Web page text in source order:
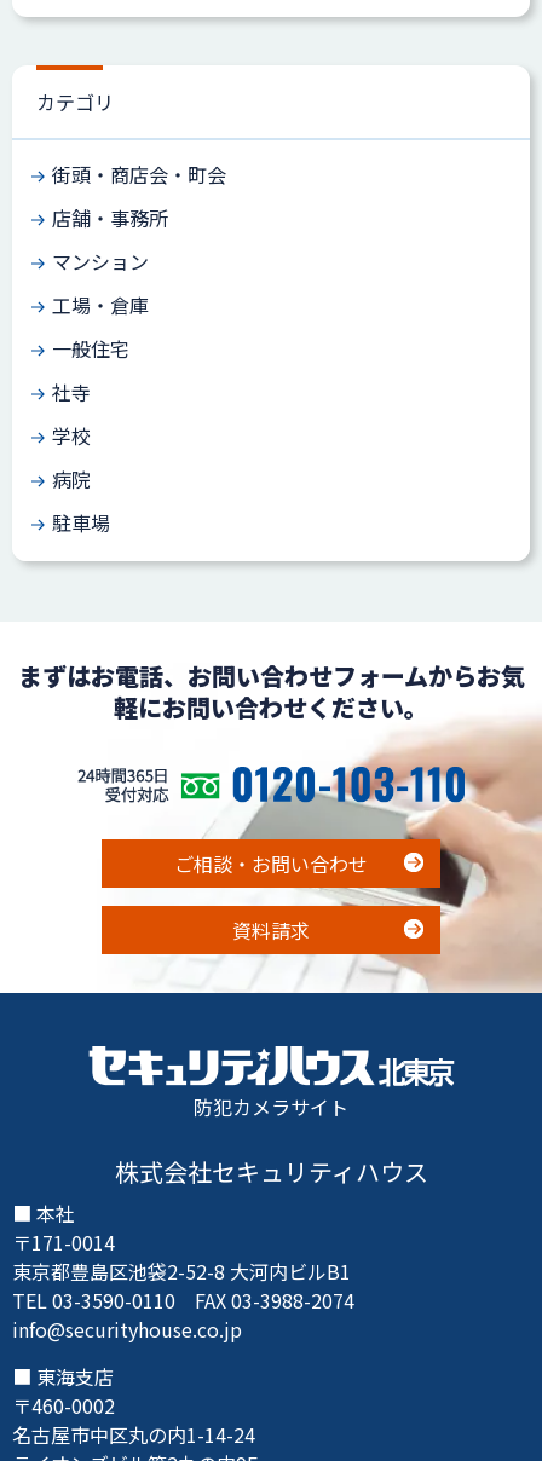
カテゴリ
街頭・商店会・町会
店舗・事務所
マンション
工場・倉庫
一般住宅
社寺
学校
病院
駐車場
まずはお電話、お問い合わせフォームからお気
軽にお問い合わせください。
ご相談・お問い合わせ
資料請求
防犯カメラサイト
株式会社セキュリティハウス
本社
〒171-0014
東京都豊島区池袋2-52-8 大河内ビルB1
TEL 03-3590-0110 FAX 03-3988-2074
info@securityhouse.co.jp
東海支店
〒460-0002
名古屋市中区丸の内1-14-24